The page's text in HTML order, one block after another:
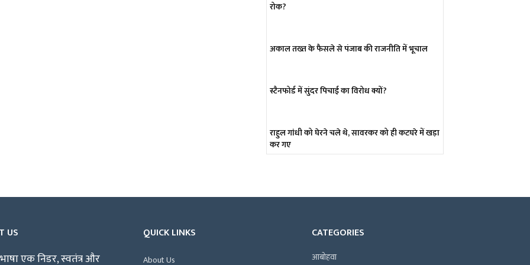
रोक?
अकाल तख्त के फैसले से पंजाब की राजनीति में भूचाल
स्टैनफोर्ड में सुंदर पिचाई का विरोध क्यों?
राहुल गांधी को घेरने चले थे, सावरकर को ही कटघरे में खड़ा
कर गए
US
एक निडर, स्वतंत्र और
QUICK LINKS
About Us
CATEGORIES
आबोहवा